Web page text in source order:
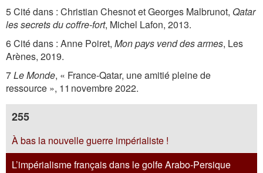
5 Cité dans : Christian Chesnot et Georges Malbrunot, Qatar
les secrets du coffre-fort, Michel Lafon, 2013.
6 Cité dans : Anne Poiret, Mon pays vend des armes, Les
Arènes, 2019.
7Le Monde, « France-Qatar, une amitié pleine de
ressource », 11 novembre 2022.
255
À bas la nouvelle guerre impérialiste !
L’impérialisme français dans le golfe Arabo-Persique